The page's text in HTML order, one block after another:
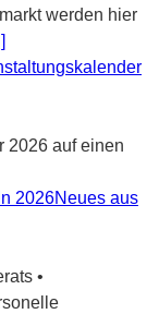
werden hier
2026 auf einen
Neues aus
•